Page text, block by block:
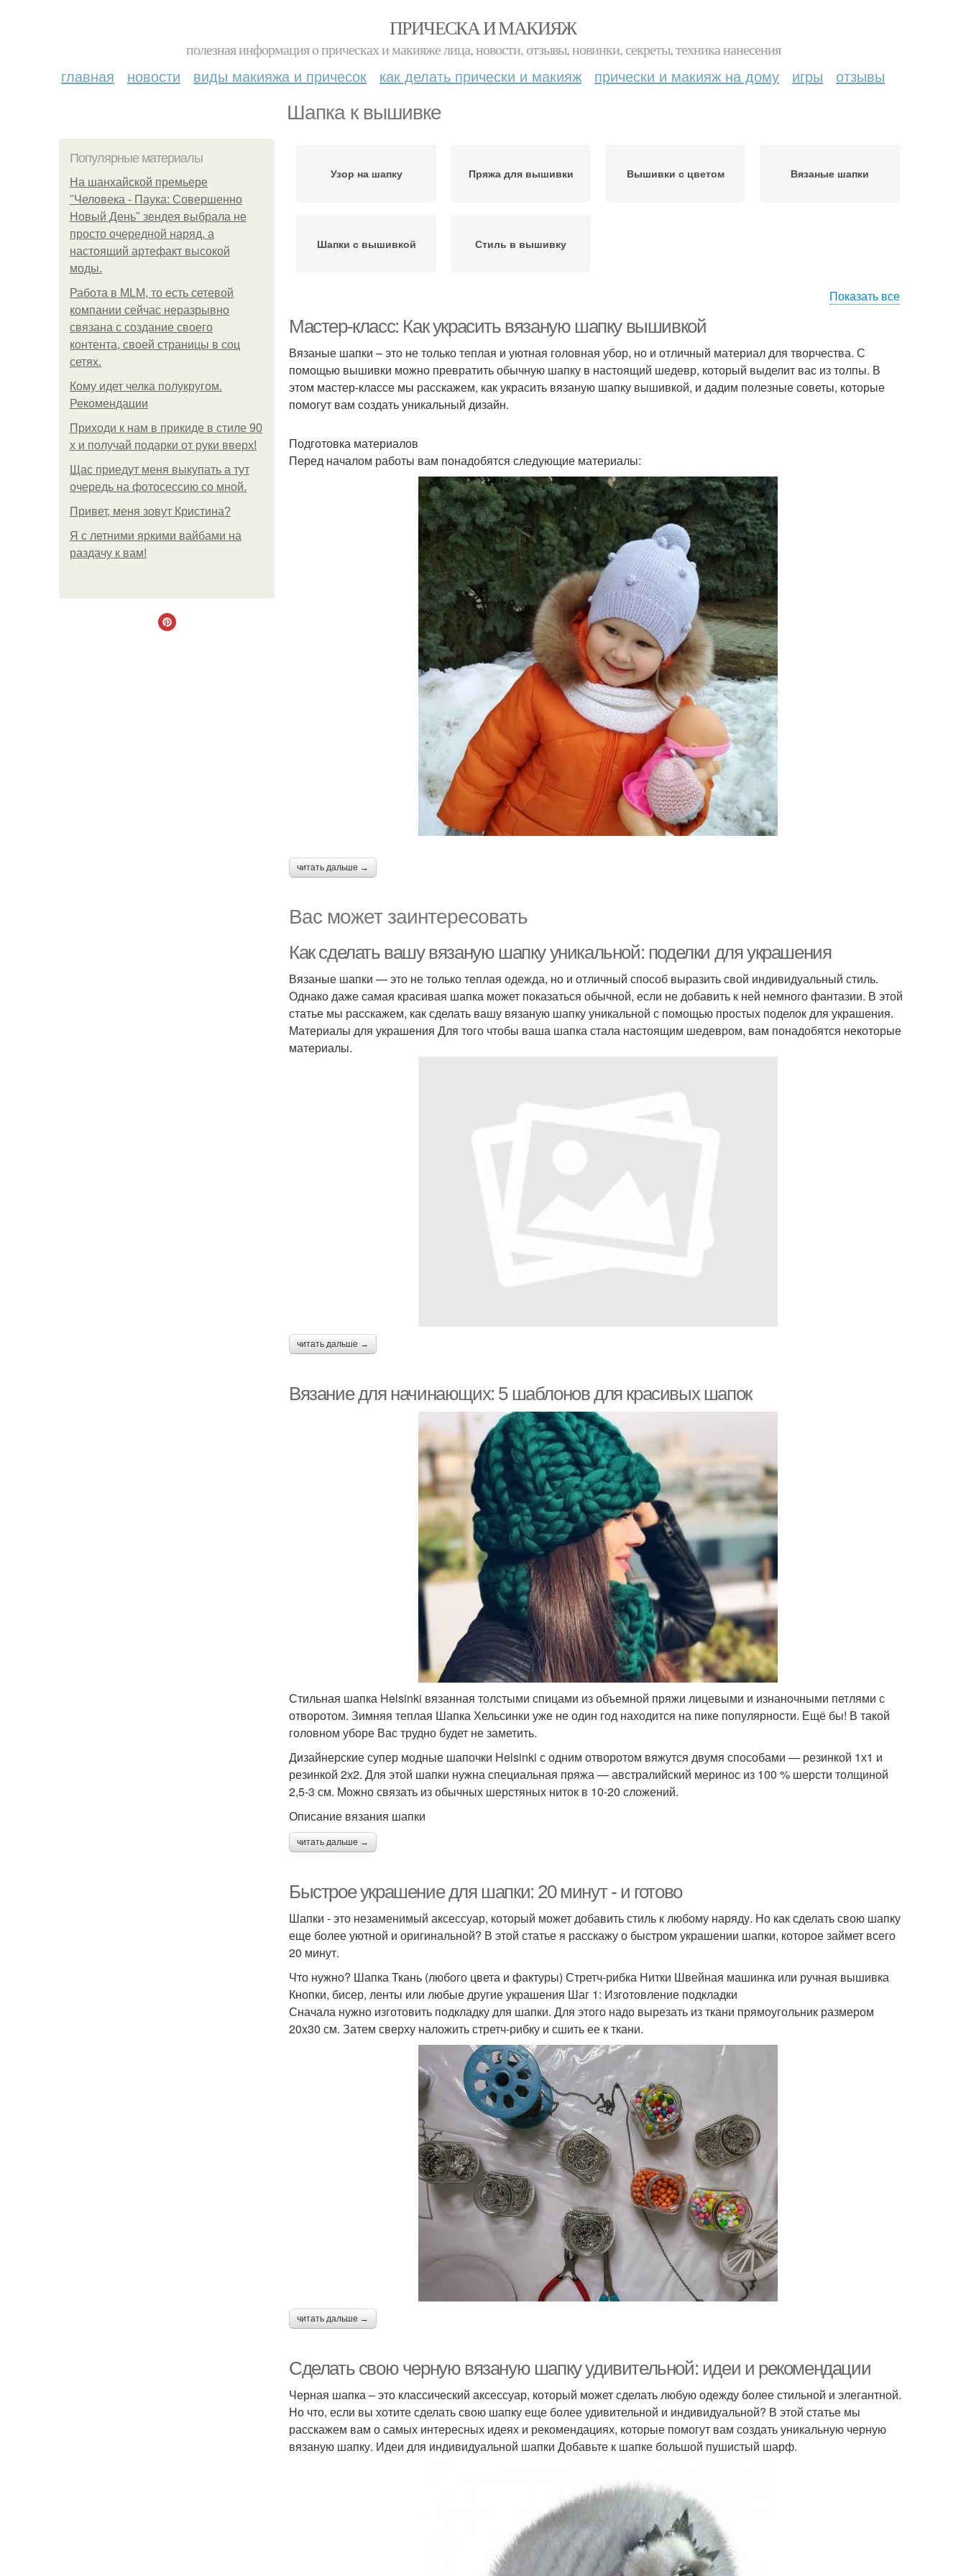
ПРИЧЕСКА И МАКИЯЖ
полезная информация о прическах и макияже лица, новости, отзывы, новинки, секреты, техника нанесения
главная новости виды макияжа и причесок как делать прически и макияж прически и макияж на дому игры отзывы
Шапка к вышивке
Популярные материалы
На шанхайской премьере
"Человека - Паука: Совершенно
Новый День" зендея выбрала не
просто очередной наряд, а
настоящий артефакт высокой
моды.
Работа в MLM, то есть сетевой
компании сейчас неразрывно
связана с создание своего
контента, своей страницы в соц
сетях.
Кому идет челка полукругом.
Рекомендации
Приходи к нам в прикиде в стиле 90
х и получай подарки от руки вверх!
Щас приедут меня выкупать а тут
очередь на фотосессию со мной.
Привет, меня зовут Кристина?
Я с летними яркими вайбами на
раздачу к вам!
Узор на шапку Пряжа для вышивки Вышивки с цветом Вязаные шапки
Шапки с вышивкой Стиль в вышивку
Показать все
Мастер-класс: Как украсить вязаную шапку вышивкой
Вязаные шапки – это не только теплая и уютная головная убор, но и отличный материал для творчества. С
помощью вышивки можно превратить обычную шапку в настоящий шедевр, который выделит вас из толпы. В
этом мастер-классе мы расскажем, как украсить вязаную шапку вышивкой, и дадим полезные советы, которые
помогут вам создать уникальный дизайн.
Подготовка материалов
Перед началом работы вам понадобятся следующие материалы:
читать дальше →
Вас может заинтересовать
Как сделать вашу вязаную шапку уникальной: поделки для украшения
Вязаные шапки — это не только теплая одежда, но и отличный способ выразить свой индивидуальный стиль.
Однако даже самая красивая шапка может показаться обычной, если не добавить к ней немного фантазии. В этой
статье мы расскажем, как сделать вашу вязаную шапку уникальной с помощью простых поделок для украшения.
Материалы для украшения Для того чтобы ваша шапка стала настоящим шедевром, вам понадобятся некоторые
материалы.
читать дальше →
Вязание для начинающих: 5 шаблонов для красивых шапок
Стильная шапка Helsinki вязанная толстыми спицами из объемной пряжи лицевыми и изнаночными петлями с
отворотом. Зимняя теплая Шапка Хельсинки уже не один год находится на пике популярности. Ещё бы! В такой
головном уборе Вас трудно будет не заметить.
Дизайнерские супер модные шапочки Helsinki с одним отворотом вяжутся двумя способами — резинкой 1х1 и
резинкой 2х2. Для этой шапки нужна специальная пряжа — австралийский меринос из 100 % шерсти толщиной
2,5-3 см. Можно связать из обычных шерстяных ниток в 10-20 сложений.
Описание вязания шапки
читать дальше →
Быстрое украшение для шапки: 20 минут - и готово
Шапки - это незаменимый аксессуар, который может добавить стиль к любому наряду. Но как сделать свою шапку
еще более уютной и оригинальной? В этой статье я расскажу о быстром украшении шапки, которое займет всего
20 минут.
Что нужно? Шапка Ткань (любого цвета и фактуры) Стретч-рибка Нитки Швейная машинка или ручная вышивка
Кнопки, бисер, ленты или любые другие украшения Шаг 1: Изготовление подкладки
Сначала нужно изготовить подкладку для шапки. Для этого надо вырезать из ткани прямоугольник размером
20x30 см. Затем сверху наложить стретч-рибку и сшить ее к ткани.
читать дальше →
Сделать свою черную вязаную шапку удивительной: идеи и рекомендации
Черная шапка – это классический аксессуар, который может сделать любую одежду более стильной и элегантной.
Но что, если вы хотите сделать свою шапку еще более удивительной и индивидуальной? В этой статье мы
расскажем вам о самых интересных идеях и рекомендациях, которые помогут вам создать уникальную черную
вязаную шапку. Идеи для индивидуальной шапки Добавьте к шапке большой пушистый шарф.